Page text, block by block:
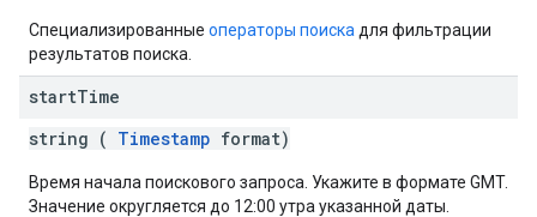
Специализированные операторы поиска для фильтрации
результатов поиска.
startTime
string ( Timestamp format)
Время начала поискового запроса. Укажите в формате GMT.
Значение округляется до 12:00 утра указанной даты.